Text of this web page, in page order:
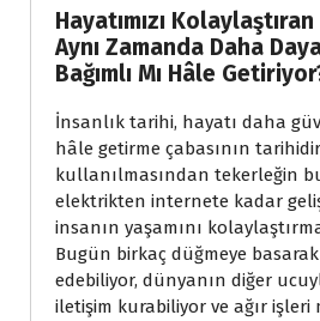
Hayatımızı
Aynı Zamanda Daha
Bağımlı Mı Hâle
İnsanlık tarihi, hayatı daha
hâle getirme çabasının
kullanılmasından tekerleğin
elektrikten internete kadar
insanın yaşamını
Bugün birkaç düğmeye
edebiliyor, dünyanın diğer
iletişim kurabiliyor ve ağır işleri